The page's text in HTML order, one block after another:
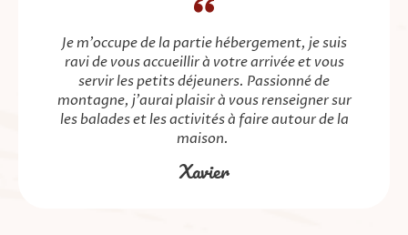
Je m'occupe de la partie hébergement, jesuis
ravi de vous accueillir à votre arrivée et vous
servir les petits déjeuners. Passionné de
montagne, j'aurai plaisir à vous renseigner sur
les balades et les activités à faire autour de la
maison.
Xavier